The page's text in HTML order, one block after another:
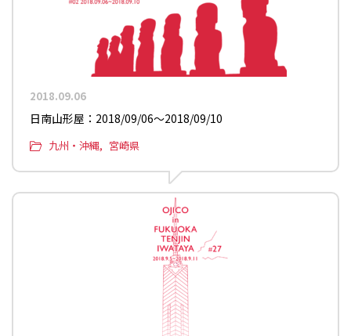
2018.09.06
日南山形屋：2018/09/06〜2018/09/10
九州・沖縄 宮崎県